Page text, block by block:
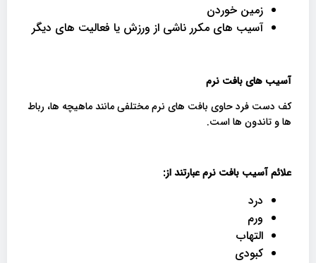
زمین خوردن
آسیب های مکرر ناشی از ورزش یا فعالیت های دیگر
آسیب های بافت نرم
کف دست فرد حاوی بافت های نرم مختلفی مانند ماهیچه ها، رباط
ها و تاندون ها است.
علائم آسیب بافت نرم عبارتند از:
درد
ورم
التهاب
کبودی